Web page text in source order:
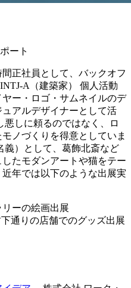
ート
正社員として、バックオフ
A（建築家） 個人活動
ー・ロゴ・サムネイルのデ
アルデザイナーとして活
しに頼るのではなく、ロ
ノづくりを得意としていま
義）として、葛飾北斎など
たモダンアートや猫をテー
年では以下のような出展実
ーの絵画出展
通りの店舗でのグッズ出展